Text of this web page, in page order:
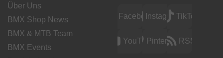
Über Uns
BMX Shop News
BMX & MTB Team
BMX Events
FacebookInstagramTikTok
YouTubePinterest RSS